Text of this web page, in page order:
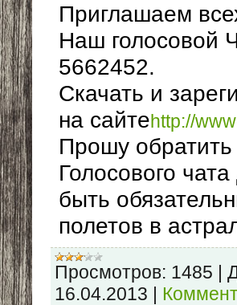
Приглашаем
Наш голосовой
5662452.
Скачать и
на сайтеhttp://
Прошу
Голосового
быть
полетов в
Просмотров: 1485 |
16.04.2013 |